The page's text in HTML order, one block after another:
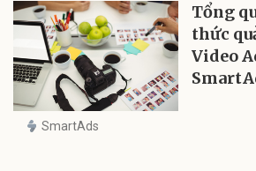
Tổng
thức
Video
SmartAds